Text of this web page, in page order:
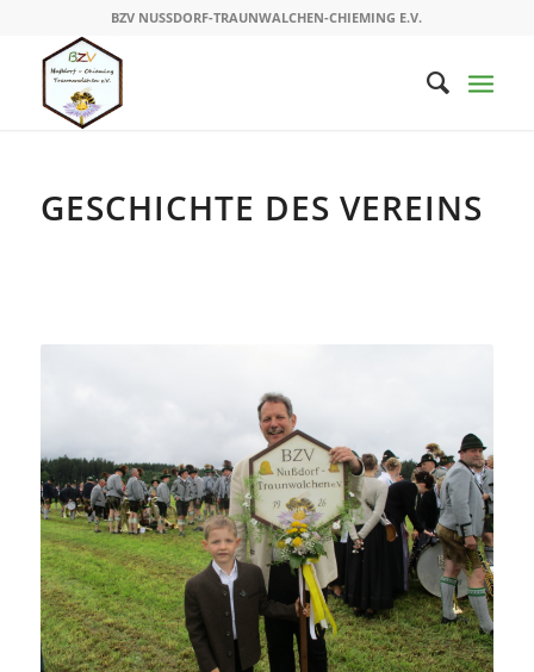
BZV NUSSDORF-TRAUNWALCHEN-CHIEMING E.V.
GESCHICHTE DES VEREINS